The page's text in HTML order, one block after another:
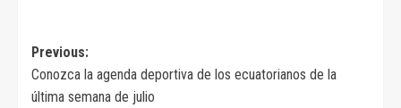
Navegación
de
Previous:
Conozca la agenda deportiva de los ecuatorianos de la
última semana de julio